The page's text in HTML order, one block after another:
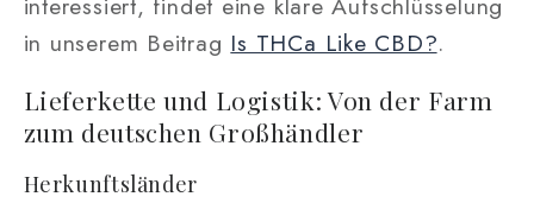
in unserem Beitrag Is THCa Like CBD?.
Lieferkette und Logistik: Von der Farm
zum deutschen Großhändler
Herkunftsländer